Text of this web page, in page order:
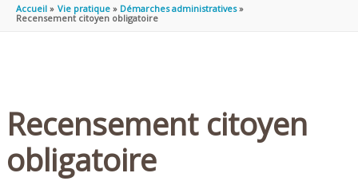
PRINCIPAL
Accueil Vie pratique
Démarches administratives
Recensement citoyen obligatoire
Recensement citoyen
obligatoire